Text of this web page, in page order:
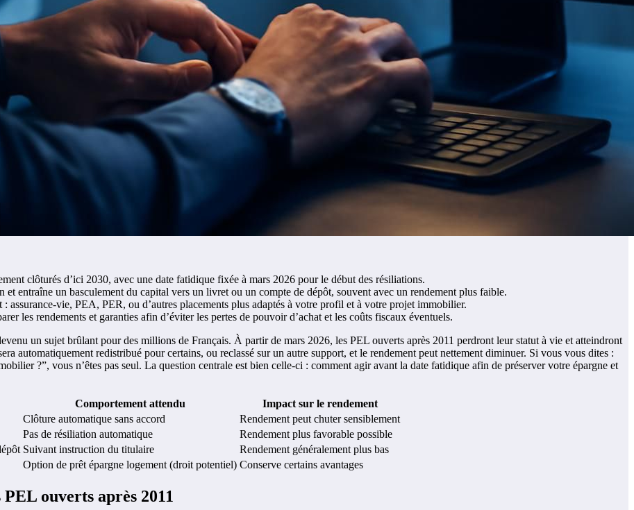
clôturés d’ici 2030, avec une date fatidique fixée à mars 2026 pour le début des résiliations.
entraîne un basculement du capital vers un livret ou un compte de dépôt, souvent avec un rendement plus faible.
assurance-vie, PEA, PER, ou d’autres placements plus adaptés à votre profil et à votre projet immobilier.
les rendements et garanties afin d’éviter les pertes de pouvoir d’achat et les coûts fiscaux éventuels.
un sujet brûlant pour des millions de Français. À partir de mars 2026, les PEL ouverts après 2011 perdront leur statut à vie et atteindront
automatiquement redistribué pour certains, ou reclassé sur un autre support, et le rendement peut nettement diminuer. Si vous vous dites :
?”, vous n’êtes pas seul. La question centrale est bien celle-ci : comment agir avant la date fatidique afin de préserver votre épargne et
Comportement attendu
Impact sur le rendement
Clôture automatique sans accord
Rendement peut chuter sensiblement
Pas de résiliation automatique
Rendement plus favorable possible
Suivant instruction du titulaire
Rendement généralement plus bas
Option de prêt épargne logement (droit potentiel) Conserve certains avantages
ouverts après 2011